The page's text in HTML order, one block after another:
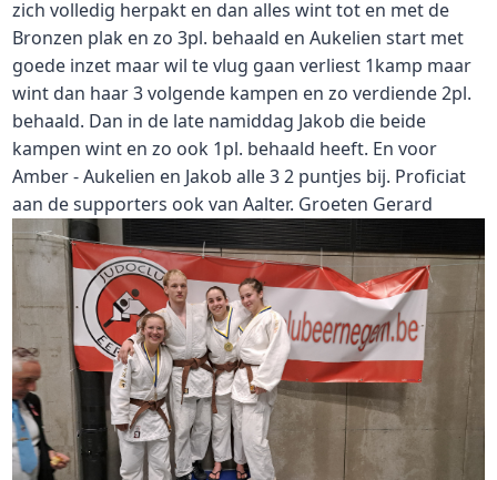
zich volledig herpakt en dan alles wint tot en met de
Bronzen plak en zo 3pl. behaald en Aukelien start met
goede inzet maar wil te vlug gaan verliest 1kamp maar
wint dan haar 3 volgende kampen en zo verdiende 2pl.
behaald. Dan in de late namiddag Jakob die beide
kampen wint en zo ook 1pl. behaald heeft. En voor
Amber - Aukelien en Jakob alle 3 2 puntjes bij. Proficiat
aan de supporters ook van Aalter. Groeten Gerard